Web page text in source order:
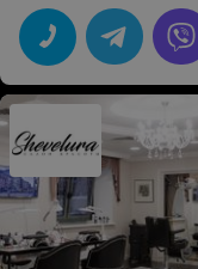
специалист, очень
очень боялась
Анны снимают весь
качественно, я
постоянным
профессионализм во